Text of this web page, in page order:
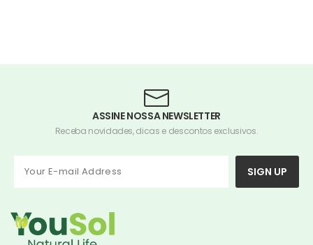
ASSINE NOSSA NEWSLETTER
Receba novidades, dicas e descontos exclusivos.
SIGN UP